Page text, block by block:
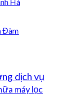
Đàm
dịch vụ
máy lọc